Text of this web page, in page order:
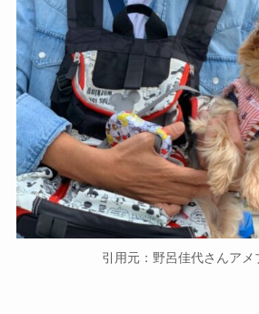
引用元：野呂佳代さんアメ